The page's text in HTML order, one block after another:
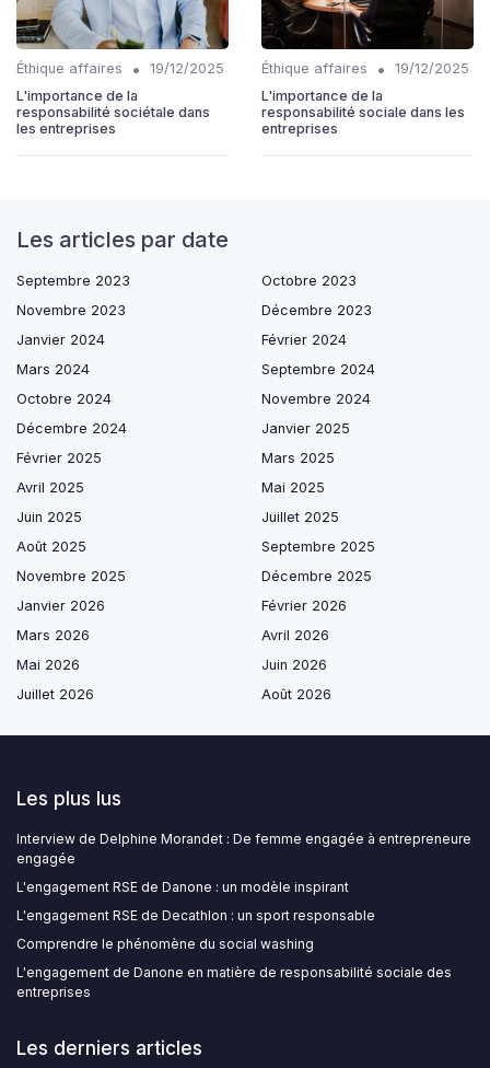
Éthique affaires •
19/12/2025
L'importance de la
responsabilité sociétale dans
les entreprises
Éthique affaires •
19/12/2025
L'importance de la
responsabilité sociale dans les
entreprises
Les articles par date
Septembre 2023
Octobre 2023
Novembre 2023
Décembre 2023
Janvier 2024
Février 2024
Mars 2024
Septembre 2024
Octobre 2024
Novembre 2024
Décembre 2024
Janvier 2025
Février 2025
Mars 2025
Avril 2025
Mai 2025
Juin 2025
Juillet 2025
Août 2025
Septembre 2025
Novembre 2025
Décembre 2025
Janvier 2026
Février 2026
Mars 2026
Avril 2026
Mai 2026
Juin 2026
Juillet 2026
Août 2026
Les plus lus
Interview de Delphine Morandet : De femme engagée à entrepreneure
engagée
L'engagement RSE de Danone : un modèle inspirant
L'engagement RSE de Decathlon : un sport responsable
Comprendre le phénomène du social washing
L'engagement de Danone en matière de responsabilité sociale des
entreprises
Les derniers articles